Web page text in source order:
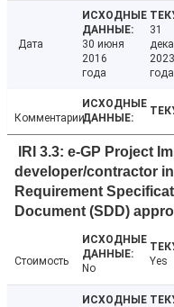
Дата
30 июня
2016
года
31
2023
года
Комментарии
IRI 3.3: e-GP Project
developer/contractor
Requirement
Document (SDD)
Стоимость
No
Yes